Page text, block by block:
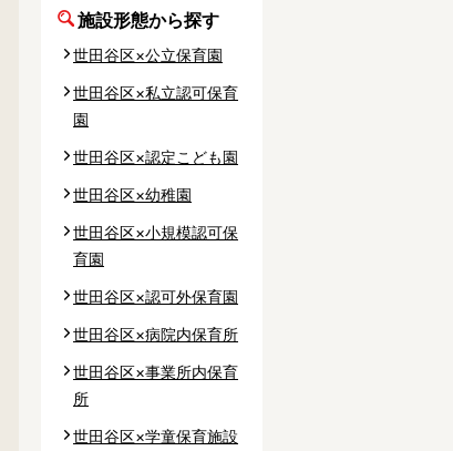
施設形態から探す
世田谷区×公立保育園
世田谷区×私立認可保育
園
世田谷区×認定こども園
世田谷区×幼稚園
世田谷区×小規模認可保
育園
世田谷区×認可外保育園
世田谷区×病院内保育所
世田谷区×事業所内保育
所
世田谷区×学童保育施設